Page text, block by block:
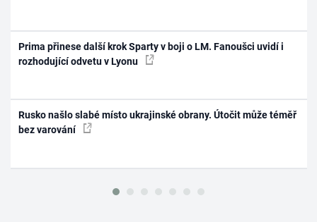
Prima přinese další krok Sparty v boji o LM. Fanoušci uvidí i
rozhodující odvetu v Lyonu
Rusko našlo slabé místo ukrajinské obrany. Útočit může téměř
bez varování